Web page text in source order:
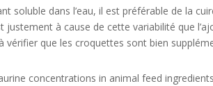
soluble dans l’eau, il est préférable de la
justement à cause de cette variabilité que
que les croquettes sont bien
concentrations in animal feed